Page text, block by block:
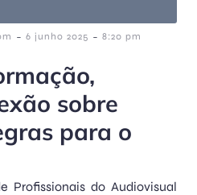
- 6 junho 2025 - 8:20 pm
sobre
para o
Profissionais do Audiovisual